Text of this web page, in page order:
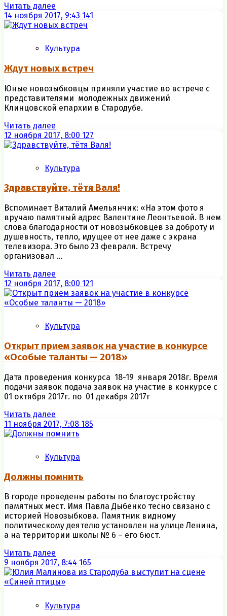
Читать далее
14 ноября 2017, 9:43 141
Культура
Ждут новых встреч
Юные новозыбковцы приняли участие во встрече с
представителями молодежных движений
Клинцовской епархии в Стародубе.
Читать далее
12 ноября 2017, 8:00 127
Культура
Здравствуйте, тётя Валя!
Вспоминает Виталий Амельянчик: «На этом фото я
вручаю памятный адрес Валентине Леонтьевой. В нем
слова благодарности от новозыбковцев за доброту и
душевность, тепло, идущее от нее даже с экрана
телевизора. Это было 23 февраля. Встречу
организовал ...
Читать далее
12 ноября 2017, 8:00 121
Культура
Открыт прием заявок на участие в конкурсе
«Особые таланты — 2018»
Дата проведения конкурса 18-19 января 2018г. Время
подачи заявок подача заявок на участие в конкурсе с
01 октября 2017г. по 01 декабря 2017г
Читать далее
11 ноября 2017, 7:08 185
Культура
Должны помнить
В городе проведены работы по благоустройству
памятных мест. Имя Павла Дыбенко тесно связано с
историей Новозыбкова. Памятник видному
политическому деятелю установлен на улице Ленина,
а на территории школы № 6 – его бюст.
Читать далее
9 ноября 2017, 8:44 165
Культура